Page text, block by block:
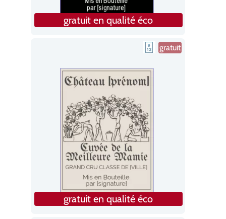
gratuit en qualité éco
gratuit
gratuit en qualité éco